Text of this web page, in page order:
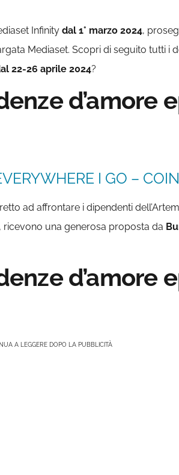
Infinity dal 1° marzo 2024,
Mediaset. Scopri di seguito tutti i
22-26 aprile 2024?
d’amore
I GO –
ad affrontare i dipendenti
ricevono una generosa proposta da
d’amore
A LEGGERE DOPO LA PUBBLICITÀ